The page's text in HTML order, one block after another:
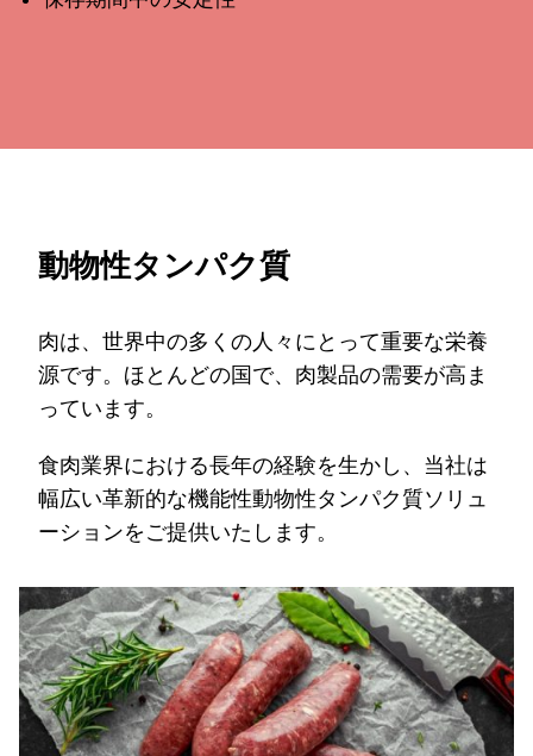
動物性タンパク質
肉は、世界中の多くの人々にとって重要な栄養
源です。ほとんどの国で、肉製品の需要が高ま
っています。
食肉業界における長年の経験を生かし、当社は
幅広い革新的な機能性動物性タンパク質ソリュ
ーションをご提供いたします。